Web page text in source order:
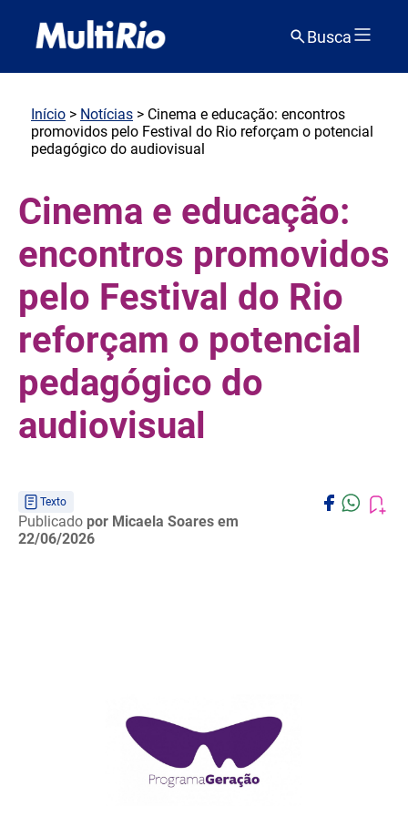
Busca
Início > Notícias > Cinema e educação: encontros
promovidos pelo Festival do Rio reforçam o potencial
pedagógico do audiovisual
Cinema e educação:
encontros promovidos
pelo Festival do Rio
reforçam o potencial
pedagógico do
audiovisual
Texto
Publicado por Micaela Soares em
22/06/2026